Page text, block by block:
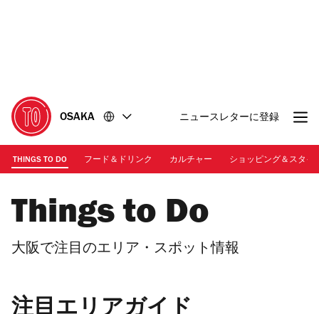
に
移
動
移
動
OSAKA ニュースレターに登録
THINGS TO DO フード＆ドリンク カルチャー ショッピング＆スタイ
Things to Do
大阪で注目のエリア・スポット情報